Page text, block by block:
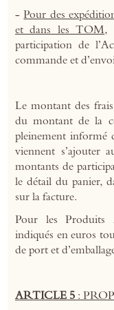
-Pour des
et dans les TOM,
participation de
commande et
Le montant des
du montant de la
pleinement informé
viennent s’ajouter
montants de
le détail du panier,
sur la facture.
Pour les Produits
indiqués en euros
de port et
ARTICLE 5 :